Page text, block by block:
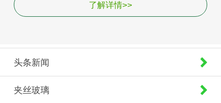
了解详情>>
头条新闻
夹丝玻璃